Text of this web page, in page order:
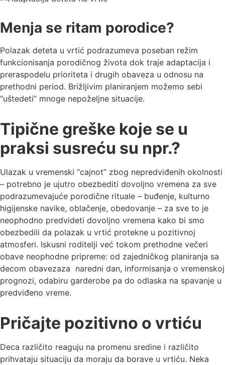
Menja se ritam porodice?
Polazak deteta u vrtić podrazumeva poseban režim
funkcionisanja porodičnog života dok traje adaptacija i
preraspodelu prioriteta i drugih obaveza u odnosu na
prethodni period. Brižljivim planiranjem možemo sebi
“uštedeti” mnoge nepoželjne situacije.
Tipične greške koje se u
praksi susreću su npr.?
Ulazak u vremenski “cajnot” zbog nepredviđenih okolnosti
– potrebno je ujutro obezbediti dovoljno vremena za sve
podrazumevajuće porodične rituale – buđenje, kulturno
higijenske navike, oblačenje, obedovanje – za sve to je
neophodno predvideti dovoljno vremena kako bi smo
obezbedili da polazak u vrtić protekne u pozitivnoj
atmosferi. Iskusni roditelji već tokom prethodne večeri
obave neophodne pripreme: od zajedničkog planiranja sa
decom obavezaza naredni dan, informisanja o vremenskoj
prognozi, odabiru garderobe pa do odlaska na spavanje u
predviđeno vreme.
Pričajte pozitivno o vrtiću
Deca različito reaguju na promenu sredine i različito
prihvataju situaciju da moraju da borave u vrtiću. Neka